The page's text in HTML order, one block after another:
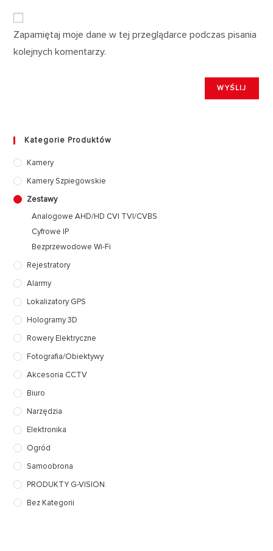
Zapamiętaj moje dane w tej przeglądarce podczas pisania
kolejnych komentarzy.
Kategorie Produktów
Kamery
Kamery Szpiegowskie
Zestawy
Analogowe AHD/HD CVI TVI/CVBS
Cyfrowe IP
Bezprzewodowe Wi-Fi
Rejestratory
Alarmy
Lokalizatory GPS
Hologramy 3D
Rowery Elektryczne
Fotografia/Obiektywy
Akcesoria CCTV
Biuro
Narzędzia
Elektronika
Ogród
Samoobrona
PRODUKTY G-VISION.
Bez Kategorii